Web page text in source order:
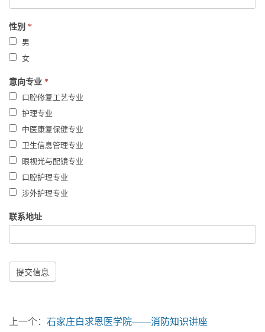
性别 *
男
女
意向专业 *
口腔修复工艺专业
护理专业
中医康复保健专业
卫生信息管理专业
眼视光与配镜专业
口腔护理专业
涉外护理专业
联系地址
提交信息
上一个： 石家庄白求恩医学院——消防知识讲座